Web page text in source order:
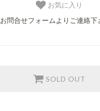
お気に入り
お問合せフォームよりご連絡下
SOLD OUT